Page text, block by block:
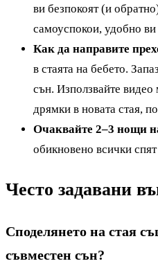
ви безпокоят (и
самоуспокои, удобно
Как да направите
в стаята на бебето.
сън. Използвайте
дрямки в новата стая,
Очаквайте 2–3 нощи
обикновено всички
Често задавани
Споделянето на стая
съвместен сън?